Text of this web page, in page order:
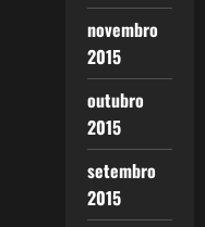
novembro
2015
outubro
2015
setembro
2015